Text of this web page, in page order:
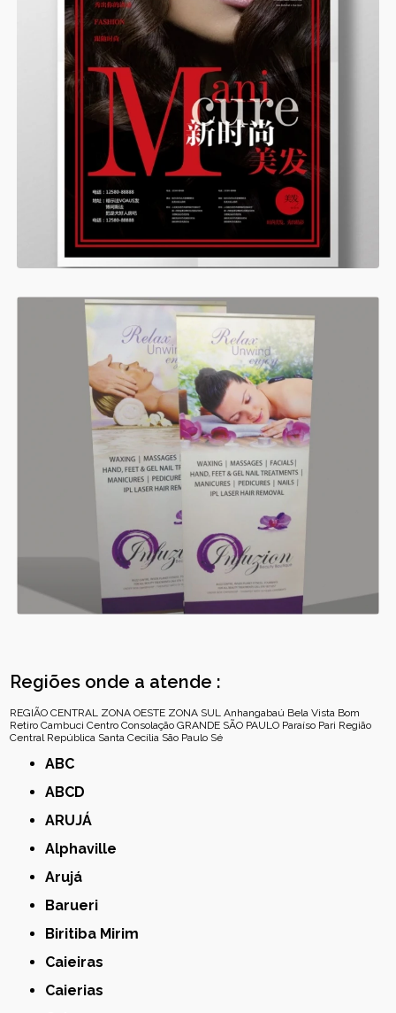
Regiões onde a atende :
REGIÃO CENTRAL ZONA OESTE ZONA SUL Anhangabaú Bela Vista Bom
Retiro Cambuci Centro Consolação GRANDE SÃO PAULO Paraíso Pari Região
Central República Santa Cecília São Paulo Sé
ABC
ABCD
ARUJÁ
Alphaville
Arujá
Barueri
Biritiba Mirim
Caieiras
Caierias